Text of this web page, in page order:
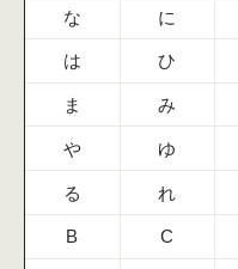
な に
は ひ
ま み
や ゆ
る れ
B C